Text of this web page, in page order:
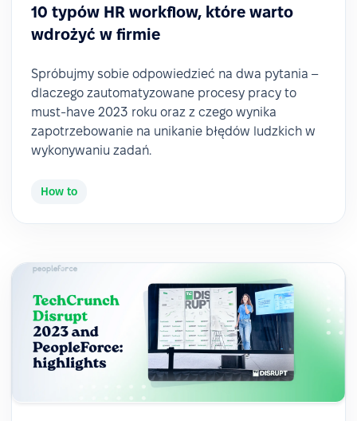
10 typów HR workflow, które warto
wdrożyć w firmie
Spróbujmy sobie odpowiedzieć na dwa pytania –
dlaczego zautomatyzowane procesy pracy to
must-have 2023 roku oraz z czego wynika
zapotrzebowanie na unikanie błędów ludzkich w
wykonywaniu zadań.
How to